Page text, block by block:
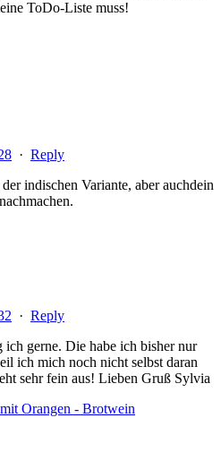
ToDo-Liste muss!
· Reply
indischen Variante, aber auchdein
· Reply
ich gerne. Die habe ich bisher nur
ich mich noch nicht selbst daran
sehr fein aus! Lieben Gruß Sylvia
Orangen - Brotwein